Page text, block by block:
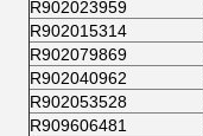
R902023959
R902015314
R902079869
R902040962
R902053528
R909606481